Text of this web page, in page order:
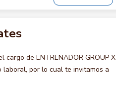
de ENTRENADOR GROUP X
laboral, por lo cual te invitamos a